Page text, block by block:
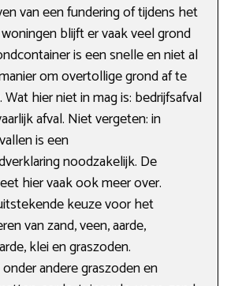
van een fundering of tijdens het
blijft er vaak veel grond
is een snelle en niet al
om overtollige grond af te
hier niet in mag is: bedrijfsafval
afval. Niet vergeten: in
is een
noodzakelijk. De
hier vaak ook meer over.
keuze voor het
van zand, veen, aarde,
klei en graszoden.
andere graszoden en